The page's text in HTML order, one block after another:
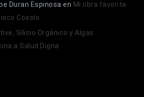
Duran Espinosa en Mi obra favorita
Cossío
Silicio Orgánico y Algas
a Salud Digna